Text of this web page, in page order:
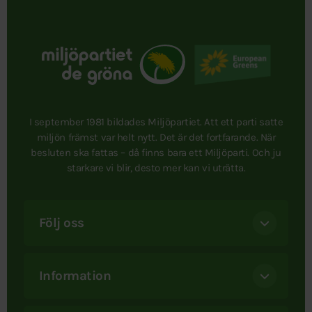
I september 1981 bildades Miljöpartiet. Att ett parti satte
miljön främst var helt nytt. Det är det fortfarande. När
besluten ska fattas – då finns bara ett Miljöparti. Och ju
starkare vi blir, desto mer kan vi uträtta.
Följ oss
Information